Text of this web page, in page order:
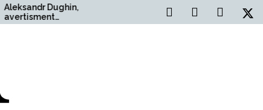
”Un Al
decât
an va
la o
împotriva
Situația Politică Actuală
din România: O Analiză
Comprehensivă